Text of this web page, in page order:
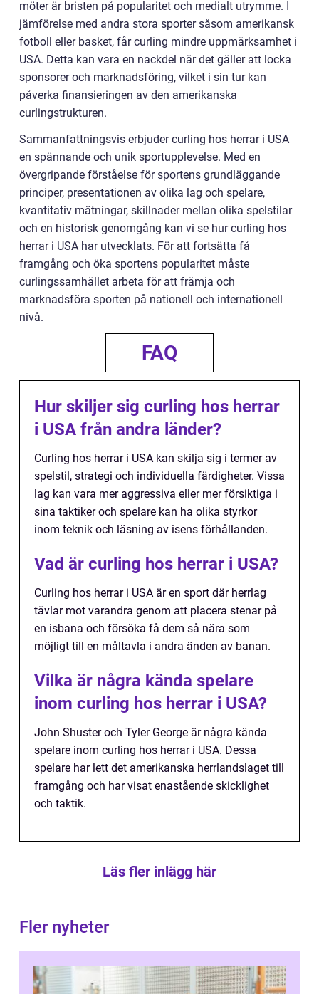
möter är bristen på popularitet och medialt utrymme. I
jämförelse med andra stora sporter såsom amerikansk
fotboll eller basket, får curling mindre uppmärksamhet i
USA. Detta kan vara en nackdel när det gäller att locka
sponsorer och marknadsföring, vilket i sin tur kan
påverka finansieringen av den amerikanska
curlingstrukturen.
Sammanfattningsvis erbjuder curling hos herrar i USA
en spännande och unik sportupplevelse. Med en
övergripande förståelse för sportens grundläggande
principer, presentationen av olika lag och spelare,
kvantitativ mätningar, skillnader mellan olika spelstilar
och en historisk genomgång kan vi se hur curling hos
herrar i USA har utvecklats. För att fortsätta få
framgång och öka sportens popularitet måste
curlingssamhället arbeta för att främja och
marknadsföra sporten på nationell och internationell
nivå.
FAQ
Hur skiljer sig curling hos herrar
i USA från andra länder?
Curling hos herrar i USA kan skilja sig i termer av
spelstil, strategi och individuella färdigheter. Vissa
lag kan vara mer aggressiva eller mer försiktiga i
sina taktiker och spelare kan ha olika styrkor
inom teknik och läsning av isens förhållanden.
Vad är curling hos herrar i USA?
Curling hos herrar i USA är en sport där herrlag
tävlar mot varandra genom att placera stenar på
en isbana och försöka få dem så nära som
möjligt till en måltavla i andra änden av banan.
Vilka är några kända spelare
inom curling hos herrar i USA?
John Shuster och Tyler George är några kända
spelare inom curling hos herrar i USA. Dessa
spelare har lett det amerikanska herrlandslaget till
framgång och har visat enastående skicklighet
och taktik.
Läs fler inlägg här
Fler nyheter